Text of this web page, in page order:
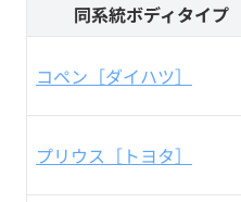
同系統ボディタイプ
コペン［ダイハツ］
プリウス［トヨタ］